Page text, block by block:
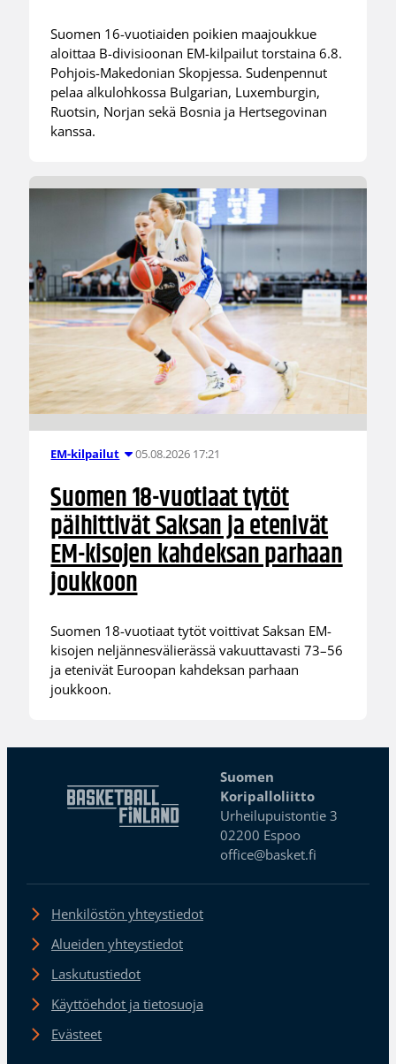
Suomen 16-vuotiaiden poikien maajoukkue
aloittaa B-divisioonan EM-kilpailut torstaina 6.8.
Pohjois-Makedonian Skopjessa. Sudenpennut
pelaa alkulohkossa Bulgarian, Luxemburgin,
Ruotsin, Norjan sekä Bosnia ja Hertsegovinan
kanssa.
EM-kilpailut 05.08.2026 17:21
Suomen 18-vuotiaat tytöt
päihittivät Saksan ja etenivät
EM-kisojen kahdeksan parhaan
joukkoon
Suomen 18-vuotiaat tytöt voittivat Saksan EM-
kisojen neljännesvälierässä vakuuttavasti 73–56
ja etenivät Euroopan kahdeksan parhaan
joukkoon.
Suomen
Koripalloliitto
Urheilupuistontie 3
02200 Espoo
office@basket.fi
Henkilöstön yhteystiedot
Alueiden yhteystiedot
Laskutustiedot
Käyttöehdot ja tietosuoja
Evästeet